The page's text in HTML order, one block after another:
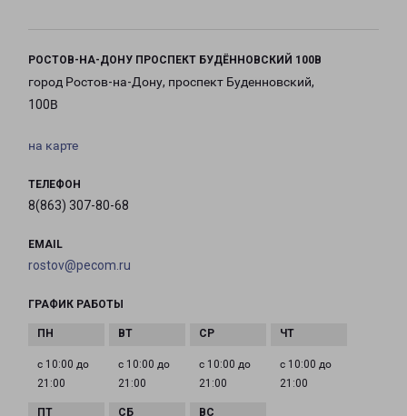
РОСТОВ-НА-ДОНУ ПРОСПЕКТ БУДЁННОВСКИЙ 100В
город Ростов-на-Дону, проспект Буденновский,
100В
на карте
ТЕЛЕФОН
8(863) 307-80-68
EMAIL
rostov@pecom.ru
ГРАФИК РАБОТЫ
с 10:00 до
21:00
с 10:00 до
21:00
с 10:00 до
21:00
с 10:00 до
21:00